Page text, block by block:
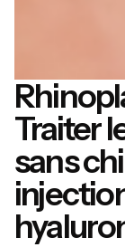
Traiter
sans